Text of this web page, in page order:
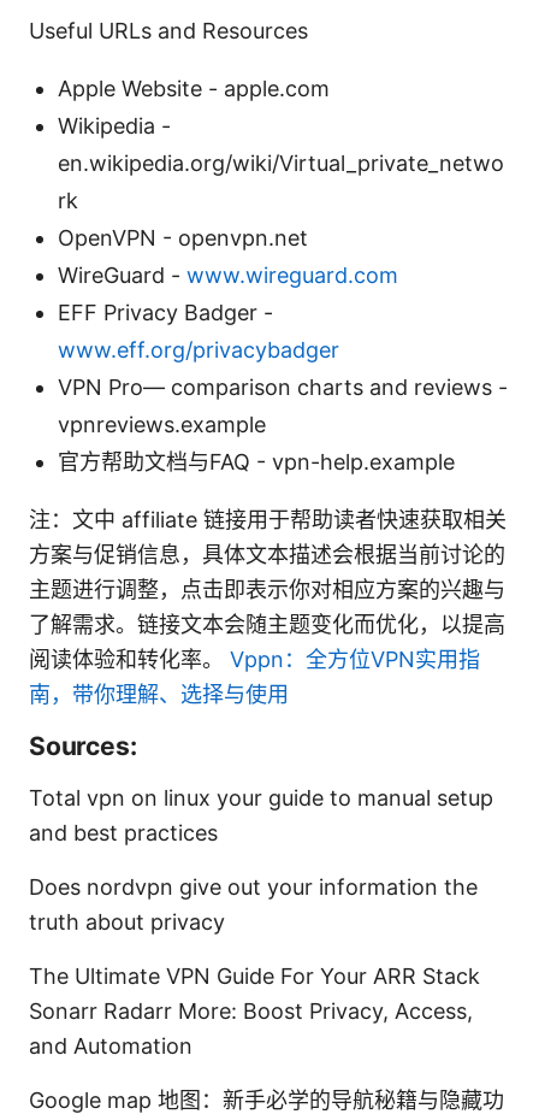
Useful URLs and Resources
Apple Website - apple.com
Wikipedia -
en.wikipedia.org/wiki/Virtual_private_netwo
rk
OpenVPN - openvpn.net
WireGuard - www.wireguard.com
EFF Privacy Badger -
www.eff.org/privacybadger
VPN Pro— comparison charts and reviews -
vpnreviews.example
官方帮助文档与FAQ - vpn-help.example
注：文中 affiliate 链接用于帮助读者快速获取相关
方案与促销信息，具体文本描述会根据当前讨论的
主题进行调整，点击即表示你对相应方案的兴趣与
了解需求。链接文本会随主题变化而优化，以提高
阅读体验和转化率。 Vppn：全方位VPN实用指
南，带你理解、选择与使用
Sources:
Total vpn on linux your guide to manual setup
and best practices
Does nordvpn give out your information the
truth about privacy
The Ultimate VPN Guide For Your ARR Stack
Sonarr Radarr More: Boost Privacy, Access,
and Automation
Google map 地图：新手必学的导航秘籍与隐藏功